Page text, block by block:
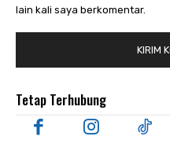
lain kali saya berkomentar.
Tetap Terhubung